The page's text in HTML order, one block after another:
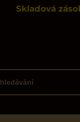
Skladová